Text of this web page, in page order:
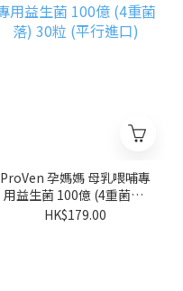
ProVen 孕媽媽 母乳喂哺專
用益生菌 100億 (4重菌落)
30粒 (平行進口)
HK$179.00